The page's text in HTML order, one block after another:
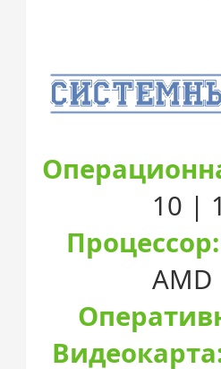
10 |
Процессор:
AMD